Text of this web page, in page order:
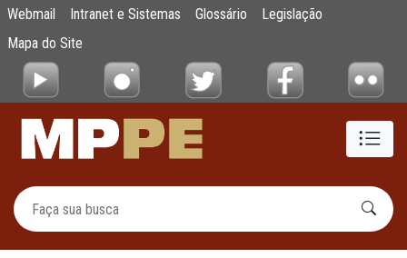
Pular para o Conteúdo principal
Documentos
Webmail Intranet e Sistemas Glossário
Legislação
Mapa do Site